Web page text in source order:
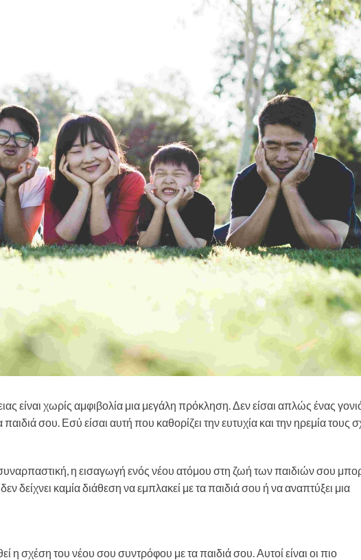
είναι χωρίς αμφιβολία μια μεγάλη πρόκληση. Δεν είσαι απλώς ένας
σου. Εσύ είσαι αυτή που καθορίζει την ευτυχία και την ηρεμία τους
η εισαγωγή ενός νέου ατόμου στη ζωή των παιδιών σου
δείχνει καμία διάθεση να εμπλακεί με τα παιδιά σου ή να αναπτύξει μια
η σχέση του νέου σου συντρόφου με τα παιδιά σου. Αυτοί είναι οι πιο